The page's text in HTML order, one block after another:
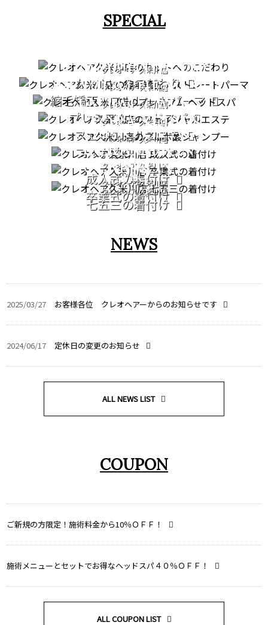
SPECIAL
クレオヘア 久米川店
カットへのこだわり
STRAIGHT PERM
クレオヘア 久米川店
縮毛矯正・ストレートパーマ
PREMIUM HEAD SPA
クレオヘア 久米川店
プレミアムヘッドスパ
FACIAL CARE
クレオヘア 久米川店
フェイシャルエステ
PATORA SERIES
クレオヘア 久米川店
フルボ酸シャンプー
COMING OF AGE
CEREMONY
クレオヘア 久米川店
成人式の着付け
GRADUATION
CEREMONY
クレオヘア 久米川店
卒業式の着付け
753
クレオヘア 久米川店
七五三の着付け
NEWS
2025/03/27 お客様各位 クレオヘアーからのお知らせです
2024/06/17 定休日の変更のお知らせ
ALL NEWS LIST
COUPON
ご新規の方限定！施術料金から10％ＯＦＦ！
施術メニューとセットでお得なヘッドスパ４０％ＯＦＦ！
ALL COUPON LIST